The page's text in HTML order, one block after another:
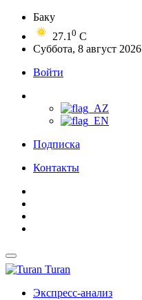
Баку
27.1 0 C
Суббота, 8 август 2026
Войти
Подписка
Контакты
Turan
Экспресс-анализ